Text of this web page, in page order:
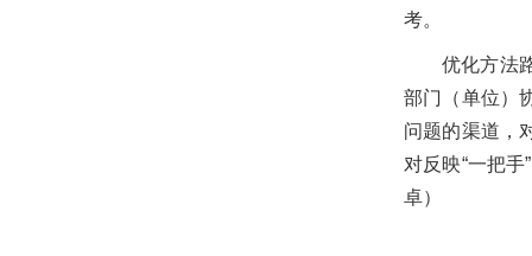
考。
优化方法
部门（单位）
问题的渠道，
对反映“一把
卓）